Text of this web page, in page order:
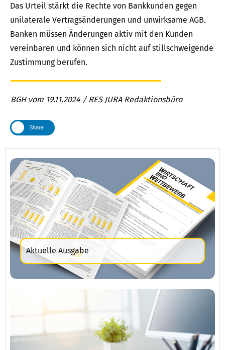
Das Urteil stärkt die Rechte von Bankkunden gegen
unilaterale Vertragsänderungen und unwirksame AGB.
Banken müssen Änderungen aktiv mit den Kunden
vereinbaren und können sich nicht auf stillschweigende
Zustimmung berufen.
BGH vom 19.11.2024 / RES JURA Redaktionsbüro
Share
Aktuelle Ausgabe